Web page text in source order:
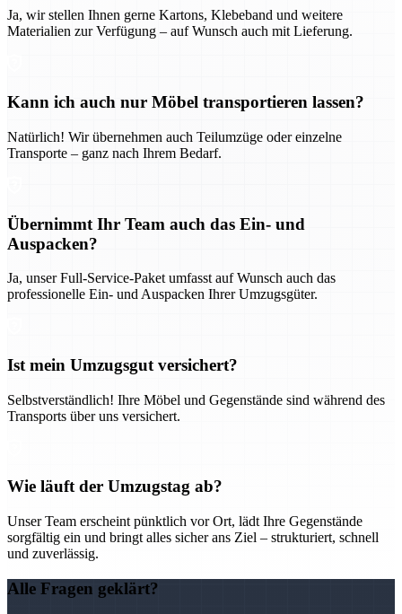
Ja, wir stellen Ihnen gerne Kartons, Klebeband und weitere
Materialien zur Verfügung – auf Wunsch auch mit Lieferung.
Kann ich auch nur Möbel transportieren lassen?
Natürlich! Wir übernehmen auch Teilumzüge oder einzelne
Transporte – ganz nach Ihrem Bedarf.
Übernimmt Ihr Team auch das Ein- und
Auspacken?
Ja, unser Full-Service-Paket umfasst auf Wunsch auch das
professionelle Ein- und Auspacken Ihrer Umzugsgüter.
Ist mein Umzugsgut versichert?
Selbstverständlich! Ihre Möbel und Gegenstände sind während des
Transports über uns versichert.
Wie läuft der Umzugstag ab?
Unser Team erscheint pünktlich vor Ort, lädt Ihre Gegenstände
sorgfältig ein und bringt alles sicher ans Ziel – strukturiert, schnell
und zuverlässig.
Alle Fragen geklärt?